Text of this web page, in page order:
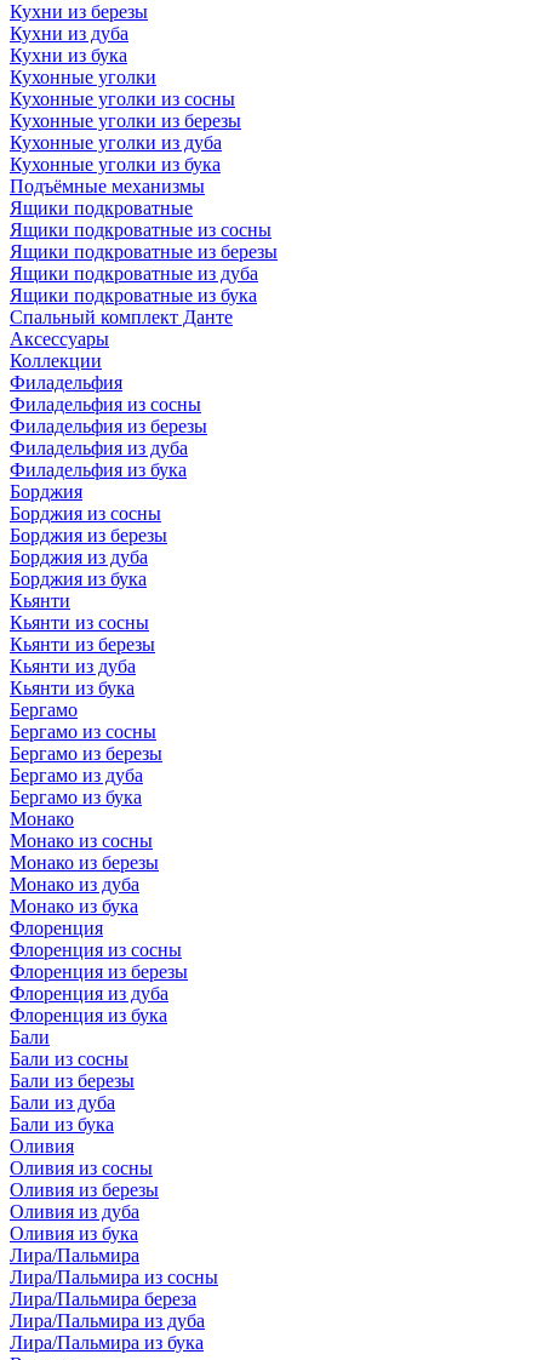
Кухни из березы
Кухни из дуба
Кухни из бука
Кухонные уголки
Кухонные уголки из сосны
Кухонные уголки из березы
Кухонные уголки из дуба
Кухонные уголки из бука
Подъёмные механизмы
Ящики подкроватные
Ящики подкроватные из сосны
Ящики подкроватные из березы
Ящики подкроватные из дуба
Ящики подкроватные из бука
Спальный комплект Данте
Аксессуары
Коллекции
Филадельфия
Филадельфия из сосны
Филадельфия из березы
Филадельфия из дуба
Филадельфия из бука
Борджия
Борджия из сосны
Борджия из березы
Борджия из дуба
Борджия из бука
Кьянти
Кьянти из сосны
Кьянти из березы
Кьянти из дуба
Кьянти из бука
Бергамо
Бергамо из сосны
Бергамо из березы
Бергамо из дуба
Бергамо из бука
Монако
Монако из сосны
Монако из березы
Монако из дуба
Монако из бука
Флоренция
Флоренция из сосны
Флоренция из березы
Флоренция из дуба
Флоренция из бука
Бали
Бали из сосны
Бали из березы
Бали из дуба
Бали из бука
Оливия
Оливия из сосны
Оливия из березы
Оливия из дуба
Оливия из бука
Лира/Пальмира
Лира/Пальмира из сосны
Лира/Пальмира береза
Лира/Пальмира из дуба
Лира/Пальмира из бука